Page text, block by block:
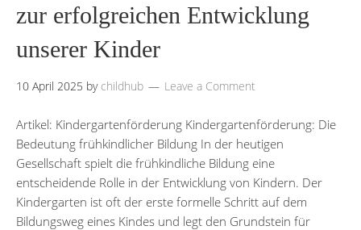
zur erfolgreichen Entwicklung
unserer Kinder
10 April 2025 by childhub Leave a Comment
Artikel: Kindergartenförderung Kindergartenförderung: Die
Bedeutung frühkindlicher Bildung In der heutigen
Gesellschaft spielt die frühkindliche Bildung eine
entscheidende Rolle in der Entwicklung von Kindern. Der
Kindergarten ist oft der erste formelle Schritt auf dem
Bildungsweg eines Kindes und legt den Grundstein für